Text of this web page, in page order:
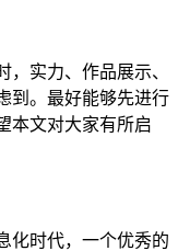
实力、作品展示、
到。最好能够先进行
本文对大家有所启
化时代，一个优秀的